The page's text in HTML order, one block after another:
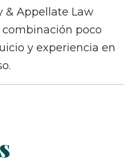
& Appellate Law
poco
y experiencia en